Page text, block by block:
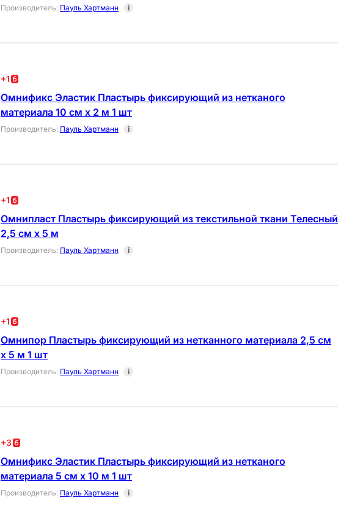
Производитель: Пауль Хартманн i
+1
Омнификс Эластик Пластырь фиксирующий из нетканого
материала 10 см х 2 м 1 шт
Производитель: Пауль Хартманн i
+1
Омнипласт Пластырь фиксирующий из текстильной ткани Телесный
2,5 см х 5 м
Производитель: Пауль Хартманн i
+1
Омнипор Пластырь фиксирующий из нетканного материала 2,5 см
х 5 м 1 шт
Производитель: Пауль Хартманн i
+3
Омнификс Эластик Пластырь фиксирующий из нетканого
материала 5 см х 10 м 1 шт
Производитель: Пауль Хартманн i